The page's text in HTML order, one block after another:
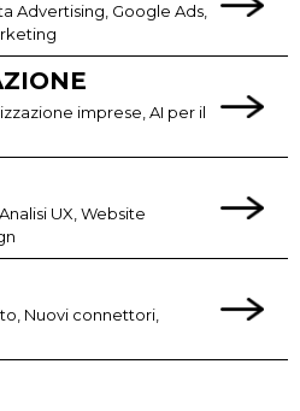
Advertising, Google Ads,
imprese, AI per il
UX, Website
Nuovi connettori,